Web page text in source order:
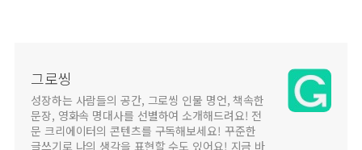
그로씽
성장하는 사람들의 공간, 그로씽 인물 명언, 책속한
문장, 영화속 명대사를 선별하여 소개해드려요! 전
문 크리에이터의 콘텐츠를 구독해보세요! 꾸준한
글쓰기로 나의 생각을 표현할 수도 있어요! 지금 바